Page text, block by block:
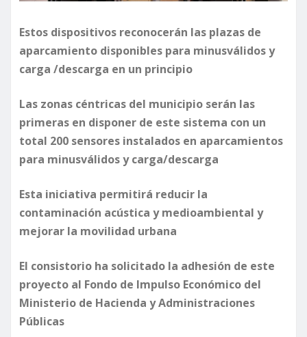
Estos dispositivos reconocerán las plazas de
aparcamiento disponibles para minusválidos y
carga /descarga en un principio
Las zonas céntricas del municipio serán las
primeras en disponer de este sistema con un
total 200 sensores instalados en aparcamientos
para minusválidos y carga/descarga
Esta iniciativa permitirá reducir la
contaminación acústica y medioambiental y
mejorar la movilidad urbana
El consistorio ha solicitado la adhesión de este
proyecto al Fondo de Impulso Económico del
Ministerio de Hacienda y Administraciones
Públicas